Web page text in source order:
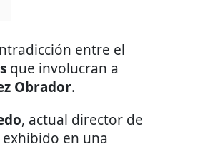
entre el
que involucran a
Obrador.
, actual director de
en una